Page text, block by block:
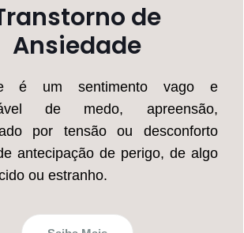
de
Ansiedade
é um sentimento vago e
de medo, apreensão,
por tensão ou desconforto
antecipação de perigo, de algo
ou estranho.